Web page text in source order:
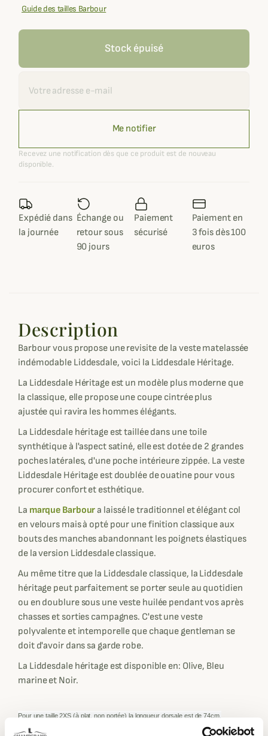
Guide des tailles Barbour
Stock épuisé
Me notifier
Recevez une notification dès que ce produit est de nouveau
disponible.
Expédié dans
la journée
Échange ou
retour sous
90 jours
Paiement
sécurisé
Paiement en
3 fois dès 100
euros
Description
Barbour vous propose une revisite de la veste matelassée
indémodable Liddesdale, voici la Liddesdale Héritage.
La Liddesdale Héritage est un modèle plus moderne que
la classique, elle propose une coupe cintrée plus
ajustée qui ravira les hommes élégants.
La Liddesdale héritage est taillée dans une toile
synthétique à l'aspect satiné, elle est dotée de 2 grandes
poches latérales, d'une poche intérieure zippée. La veste
Liddesdale Héritage est doublée de ouatine pour vous
procurer confort et esthétique.
La marque Barboura laissé le traditionnel et élégant col
en velours mais à opté pour une finition classique aux
bouts des manches abandonnant les poignets élastiques
de la version Liddesdale classique.
Au même titre que la Liddesdale classique, la Liddesdale
héritage peut parfaitement se porter seule au quotidien
ou en doublure sous une veste huilée pendant vos après
chasses et sorties campagnes. C'est une veste
polyvalente et intemporelle que chaque gentleman se
doit d'avoir dans sa garde robe.
La Liddesdale héritage est disponible en: Olive, Bleu
marine et Noir.
Pour une taille 2XS(à plat, non portée) la longueur dorsale est de 74cm.
Pour une taille XS
75cm, la largeur